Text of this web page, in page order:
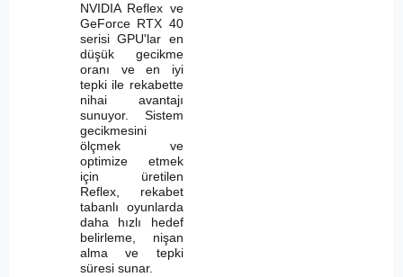
NVIDIA Reflex ve
GeForce RTX 40
serisi GPU'lar en
düşük gecikme
oranı ve en iyi
tepki ile rekabette
nihai avantajı
sunuyor. Sistem
gecikmesini
ölçmek ve
optimize etmek
için üretilen
Reflex, rekabet
tabanlı oyunlarda
daha hızlı hedef
belirleme, nişan
alma ve tepki
süresi sunar.